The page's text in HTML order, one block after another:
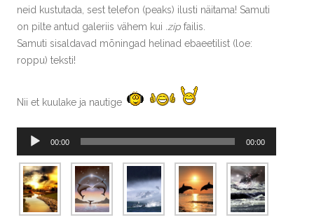
neid kustutada, sest telefon (peaks) ilusti näitama! Samuti
on pilte antud galeriis vähem kui .zip failis.
Samuti sisaldavad mõningad helinad ebaeetilist (loe:
roppu) teksti!
Nii et kuulake ja nautige
Audioesitaja
00:00 00:00